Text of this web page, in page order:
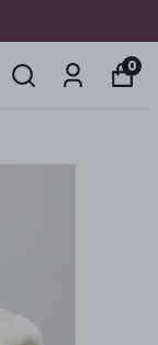
0